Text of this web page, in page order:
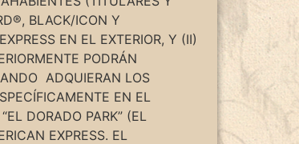
BLACK/ICON Y
EN EL EXTERIOR, Y (II)
PODRÁN
ADQUIERAN LOS
EN EL
DORADO PARK” (EL
EXPRESS. EL